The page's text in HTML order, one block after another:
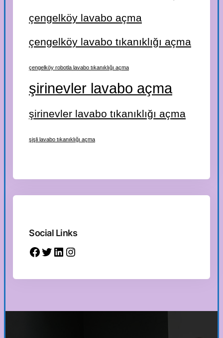
çengelköy lavabo açma
çengelköy lavabo tıkanıklığı açma
çengelköy robotla lavabo tıkanıklığı açma
şirinevler lavabo açma
şirinevler lavabo tıkanıklığı açma
şişli lavabo tıkanıklığı açma
Social Links
Facebook Twitter LinkedIn Instagram